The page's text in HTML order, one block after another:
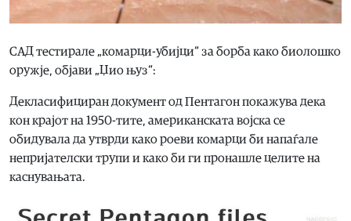
САД тестирале „комарци-убијци“ за борба како биолошко
оружје, објави „Џио њуз“:
Декласифициран документ од Пентагон покажува дека
кон крајот на 1950-тите, американската војска се
обидувала да утврди како роеви комарци би напаѓале
непријателски трупи и како би ги пронашле целите на
каснувањата.